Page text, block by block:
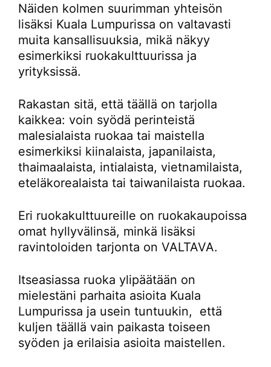
Näiden kolmen suurimman yhteisön
lisäksi Kuala Lumpurissa on valtavasti
muita kansallisuuksia, mikä näkyy
esimerkiksi ruokakulttuurissa ja
yrityksissä.
Rakastan sitä, että täällä on tarjolla
kaikkea: voin syödä perinteistä
malesialaista ruokaa tai maistella
esimerkiksi kiinalaista, japanilaista,
thaimaalaista, intialaista, vietnamilaista,
eteläkorealaista tai taiwanilaista ruokaa.
Eri ruokakulttuureille on ruokakaupoissa
omat hyllyvälinsä, minkä lisäksi
ravintoloiden tarjonta on VALTAVA.
Itseasiassa ruoka ylipäätään on
mielestäni parhaita asioita Kuala
Lumpurissa ja usein tuntuukin, että
kuljen täällä vain paikasta toiseen
syöden ja erilaisia asioita maistellen.